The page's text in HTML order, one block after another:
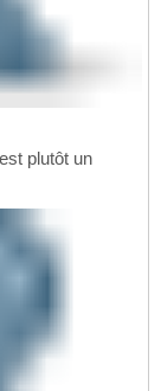
plutôt un